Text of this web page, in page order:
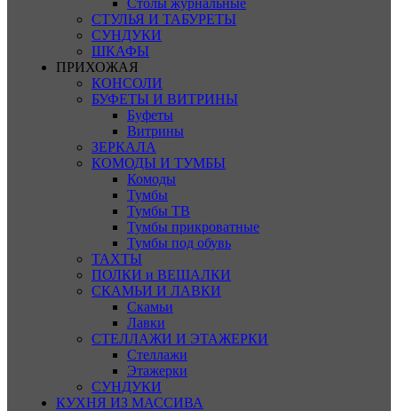
Столы журнальные
СТУЛЬЯ И ТАБУРЕТЫ
СУНДУКИ
ШКАФЫ
ПРИХОЖАЯ
КОНСОЛИ
БУФЕТЫ И ВИТРИНЫ
Буфеты
Витрины
ЗЕРКАЛА
КОМОДЫ И ТУМБЫ
Комоды
Тумбы
Тумбы ТВ
Тумбы прикроватные
Тумбы под обувь
ТАХТЫ
ПОЛКИ и ВЕШАЛКИ
СКАМЬИ И ЛАВКИ
Скамьи
Лавки
СТЕЛЛАЖИ И ЭТАЖЕРКИ
Стеллажи
Этажерки
СУНДУКИ
КУХНЯ ИЗ МАССИВА